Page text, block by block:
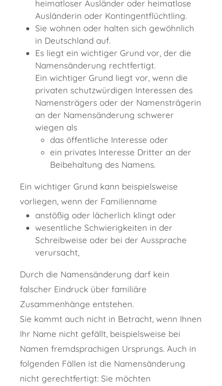
heimatloser Ausländer oder heimatlose
Ausländerin oder Kontingentflüchtling.
Sie wohnen oder halten sich gewöhnlich
in Deutschland auf.
Es liegt ein wichtiger Grund vor, der die
Namensänderung rechtfertigt.
Ein wichtiger Grund liegt vor, wenn die
privaten schutzwürdigen Interessen des
Namensträgers oder der Namensträgerin
an der Namensänderung schwerer
wiegen als
das öffentliche Interesse oder
ein privates Interesse Dritter an der
Beibehaltung des Namens.
Ein wichtiger Grund kann beispielsweise
vorliegen, wenn der Familienname
anstößig oder lächerlich klingt oder
wesentliche Schwierigkeiten in der
Schreibweise oder bei der Aussprache
verursacht,
Durch die Namensänderung darf kein
falscher Eindruck über familiäre
Zusammenhänge entstehen.
Sie kommt auch nicht in Betracht, wenn Ihnen
Ihr Name nicht gefällt, beispielsweise bei
Namen fremdsprachigen Ursprungs. Auch in
folgenden Fällen ist die Namensänderung
nicht gerechtfertigt: Sie möchten